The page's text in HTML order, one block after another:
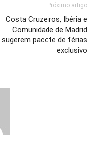
Próximo artigo
Costa Cruzeiros, Ibéria e
Comunidade de Madrid
sugerem pacote de férias
exclusivo